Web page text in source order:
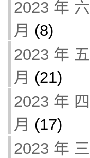
2023 年 六
月 (8)
2023 年 五
月 (21)
2023 年 四
月 (17)
2023 年 三